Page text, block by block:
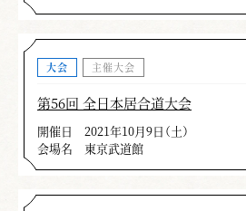
大会 主催大会
第56回 全日本居合道大会
開催日
2021年10月9日（土）
会場名
東京武道館